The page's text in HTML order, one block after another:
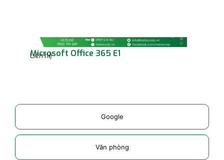
Google
Văn phòng
Microsoft Office 365 E1
Liên hệ